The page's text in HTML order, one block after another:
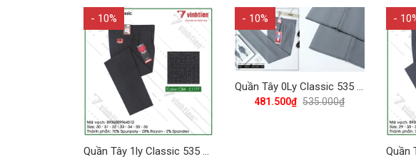
- 10%
Quần Tây 1ly Classic 535 Vĩnh Tiến - Nhiều Màu
- 10%
Quần Tây 0Ly Classic 535 Vĩnh Tiến - Nhiều Màu
481.500₫ 535.000₫
-